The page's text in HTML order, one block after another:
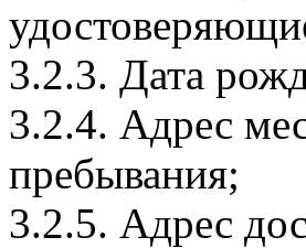
3.2.3. Дата
3.2.4. Адрес
пребывания;
3.2.5. Адрес